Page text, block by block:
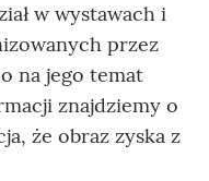
w wystawach i
przez
na jego temat
znajdziemy o
że obraz zyska z